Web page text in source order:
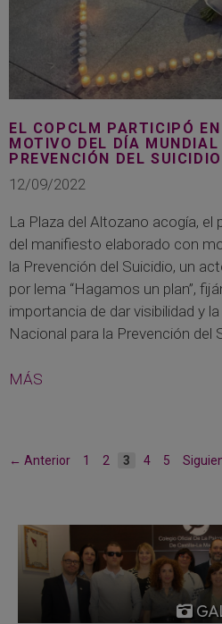
EL COPCLM PARTICIPÓ
MOTIVO DEL DÍA MUNDIAL
PREVENCIÓN DEL SUICIDIO
12/09/2022
La Plaza del Altozano acogía, el
del manifiesto elaborado con
la Prevención del Suicidio, un
por lema “Hagamos un plan”,
importancia de dar visibilidad y
Nacional para la Prevención del
MÁS
← Anterior Página
1 Página
2 Página
3 Página
4 Página
5